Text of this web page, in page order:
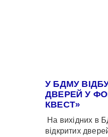
У БДМУ
ДВЕРЕЙ У
КВЕСТ»
На вихідних в
відкритих